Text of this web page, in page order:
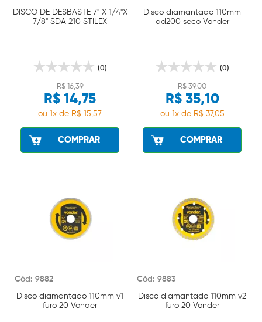
DISCO DE DESBASTE 7" X 1/4"X
7/8" SDA 210 STILEX
(0)
R$ 16,39
R$ 14,75
ou 1x de R$ 15,57
COMPRAR
Disco diamantado 110mm
dd200 seco Vonder
(0)
R$ 39,00
R$ 35,10
ou 1x de R$ 37,05
COMPRAR
Cód: 9882
Disco diamantado 110mm v1
furo 20 Vonder
Cód: 9883
Disco diamantado 110mm v2
furo 20 Vonder